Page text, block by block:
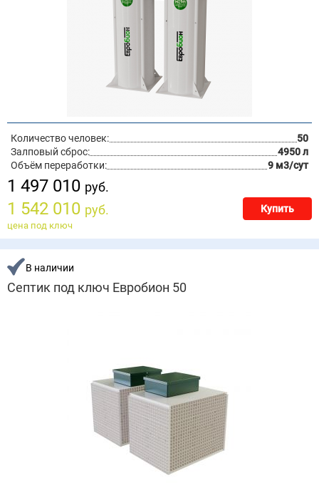
Количество человек:
50
Залповый сброс:
4950 л
Объём переработки:
9 м3/сут
1 497 010 руб.
1 542 010 руб. Купить
цена под ключ
В наличии
Септик под ключ Евробион 50